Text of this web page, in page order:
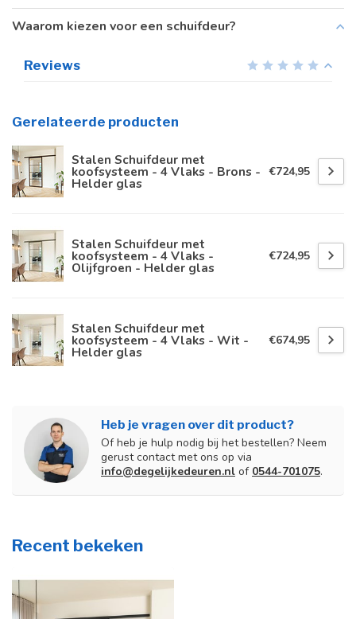
Waarom kiezen voor een schuifdeur?
Reviews
Gerelateerde producten
Stalen Schuifdeur met
koofsysteem - 4 Vlaks - Brons -
Helder glas
€724,95
Stalen Schuifdeur met
koofsysteem - 4 Vlaks -
Olijfgroen - Helder glas
€724,95
Stalen Schuifdeur met
koofsysteem - 4 Vlaks - Wit -
Helder glas
€674,95
Heb je vragen over dit product?
Of heb je hulp nodig bij het bestellen? Neem
gerust contact met ons op via
info@degelijkedeuren.nl of 0544-701075.
Recent bekeken